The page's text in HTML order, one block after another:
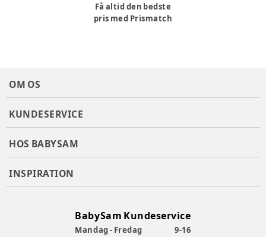
Få altid den bedste
pris med Prismatch
OM OS
KUNDESERVICE
HOS BABYSAM
INSPIRATION
BabySam Kundeservice
Mandag - Fredag 9-16